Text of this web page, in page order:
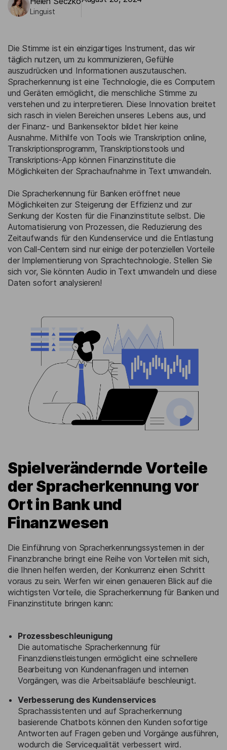
Linguist
Die Stimme ist ein einzigartiges Instrument, das wir
täglich nutzen, um zu kommunizieren, Gefühle
auszudrücken und Informationen auszutauschen.
Spracherkennung ist eine Technologie, die es Computern
und Geräten ermöglicht, die menschliche Stimme zu
verstehen und zu interpretieren. Diese Innovation breitet
sich rasch in vielen Bereichen unseres Lebens aus, und
der Finanz- und Bankensektor bildet hier keine
Ausnahme. Mithilfe von Tools wie Transkription online,
Transkriptionsprogramm, Transkriptionstools und
Transkriptions-App können Finanzinstitute die
Möglichkeiten der Sprachaufnahme in Text umwandeln.
Die Spracherkennung für Banken eröffnet neue
Möglichkeiten zur Steigerung der Effizienz und zur
Senkung der Kosten für die Finanzinstitute selbst. Die
Automatisierung von Prozessen, die Reduzierung des
Zeitaufwands für den Kundenservice und die Entlastung
von Call-Centern sind nur einige der potenziellen Vorteile
der Implementierung von Sprachtechnologie. Stellen Sie
sich vor, Sie könnten Audio in Text umwandeln und diese
Daten sofort analysieren!
Spielverändernde Vorteile
der Spracherkennung vor
Ort in Bank und
Finanzwesen
Die Einführung von Spracherkennungssystemen in der
Finanzbranche bringt eine Reihe von Vorteilen mit sich,
die Ihnen helfen werden, der Konkurrenz einen Schritt
voraus zu sein. Werfen wir einen genaueren Blick auf die
wichtigsten Vorteile, die Spracherkennung für Banken und
Finanzinstitute bringen kann:
Prozessbeschleunigung
Die automatische Spracherkennung für
Finanzdienstleistungen ermöglicht eine schnellere
Bearbeitung von Kundenanfragen und internen
Vorgängen, was die Arbeitsabläufe beschleunigt.
Verbesserung des Kundenservices
Sprachassistenten und auf Spracherkennung
basierende Chatbots können den Kunden sofortige
Antworten auf Fragen geben und Vorgänge ausführen,
wodurch die Servicequalität verbessert wird.